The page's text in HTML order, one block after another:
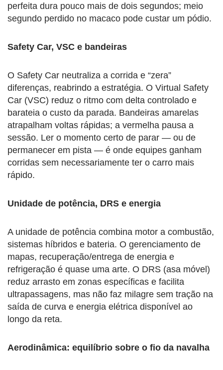
perfeita dura pouco mais de dois segundos; meio
segundo perdido no macaco pode custar um pódio.
Safety Car, VSC e bandeiras
O Safety Car neutraliza a corrida e “zera”
diferenças, reabrindo a estratégia. O Virtual Safety
Car (VSC) reduz o ritmo com delta controlado e
barateia o custo da parada. Bandeiras amarelas
atrapalham voltas rápidas; a vermelha pausa a
sessão. Ler o momento certo de parar — ou de
permanecer em pista — é onde equipes ganham
corridas sem necessariamente ter o carro mais
rápido.
Unidade de potência, DRS e energia
A unidade de potência combina motor a combustão,
sistemas híbridos e bateria. O gerenciamento de
mapas, recuperação/entrega de energia e
refrigeração é quase uma arte. O DRS (asa móvel)
reduz arrasto em zonas específicas e facilita
ultrapassagens, mas não faz milagre sem tração na
saída de curva e energia elétrica disponível ao
longo da reta.
Aerodinâmica: equilíbrio sobre o fio da navalha